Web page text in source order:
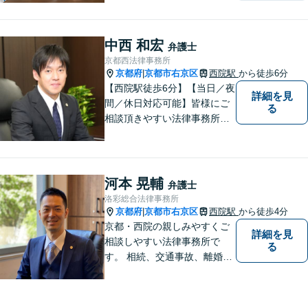
寧をモットーとして全力でそ
の解決にあたります。どんな
に困難でも、常に明るく、前
向きな気持ちをもって、ご依
頼者様とともにより良い解決
を目指します。
中西 和宏 弁護士
京都西法律事務所
京都府 京都市右京区 西院駅 から徒歩6分
【西院駅徒歩6分】【当日／夜
間／休日対応可能】皆様にご
相談頂きやすい法律事務所を
応可能。【法テラス利用可】
ご相談者様に寄り添って対
応。お悩みの方はお気軽にご
相談ください。
詳細を見
る
河本 晃輔 弁護士
洛彩総合法律事務所
京都府 京都市右京区 西院駅 から徒歩4分
京都・西院の親しみやすくご
相談しやすい法律事務所で
す。 相続、交通事故、離婚、
詳細を見
る